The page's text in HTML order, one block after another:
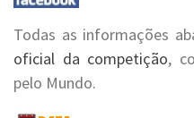
Todas as informações
oficial da competição,
pelo Mundo.